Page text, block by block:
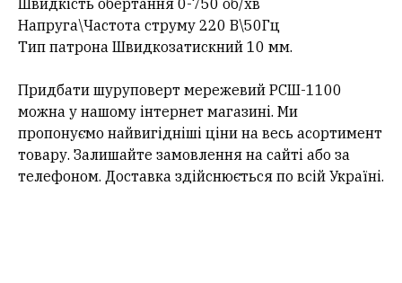
Швидкість обертання 0-750 об/хв
Напруга\Частота струму 220 В\50Гц
Тип патрона Швидкозатискний 10 мм.
Придбати шуруповерт мережевий РСШ-1100
можна у нашому інтернет магазині. Ми
пропонуємо найвигідніші ціни на весь асортимент
товару. Залишайте замовлення на сайті або за
телефоном. Доставка здійснюється по всій Україні.